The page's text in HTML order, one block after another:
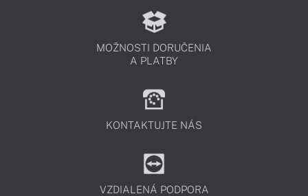
MOŽNOSTI DORUČENIA
A PLATBY
KONTAKTUJTE NÁS
VZDIALENÁ PODPORA